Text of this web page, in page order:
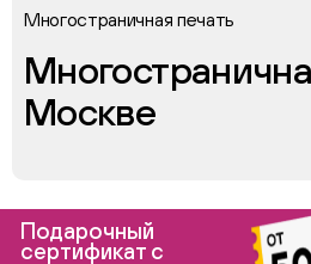
Многостраничная печать
Москве
Подарочный
сертификат с